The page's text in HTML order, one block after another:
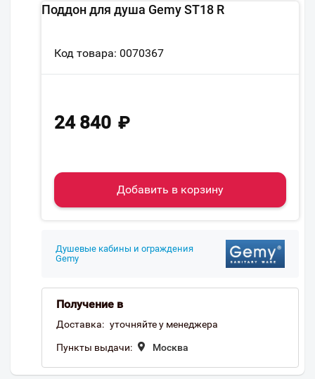
Поддон для душа Gemy ST18 R
Код товара: 0070367
24 840 ₽
Добавить в корзину
Душевые кабины и ограждения
Gemy
Получение в
Доставка: уточняйте у менеджера
Пункты выдачи: Москва